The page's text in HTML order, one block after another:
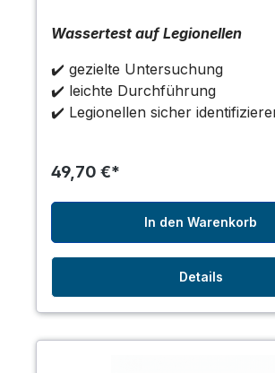
Wassertest auf Legionellen
✔️ gezielte Untersuchung
✔️ leichte Durchführung
✔️ Legionellen sicher
49,70 €*
In den Warenkorb
Details